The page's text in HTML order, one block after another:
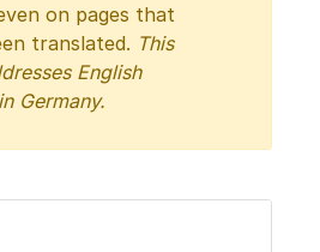
on pages that
translated. This
English
Germany.